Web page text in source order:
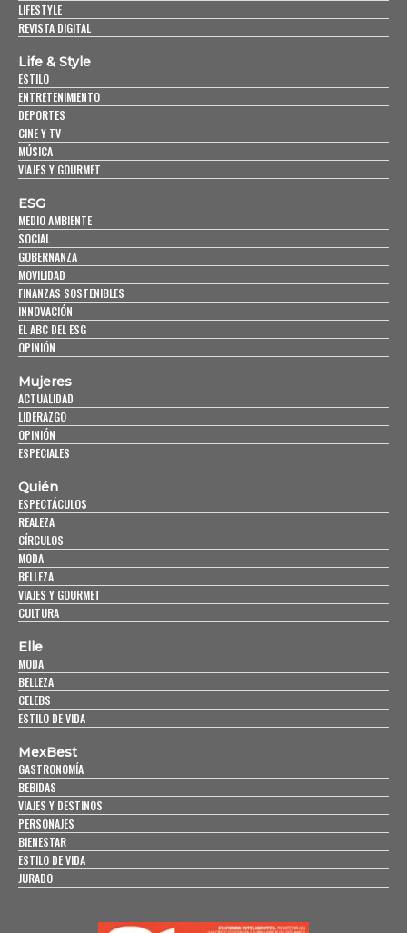
LIFESTYLE
REVISTA DIGITAL
Life & Style
ESTILO
ENTRETENIMIENTO
DEPORTES
CINE Y TV
MÚSICA
VIAJES Y GOURMET
ESG
MEDIO AMBIENTE
SOCIAL
GOBERNANZA
MOVILIDAD
FINANZAS SOSTENIBLES
INNOVACIÓN
EL ABC DEL ESG
OPINIÓN
Mujeres
ACTUALIDAD
LIDERAZGO
OPINIÓN
ESPECIALES
Quién
ESPECTÁCULOS
REALEZA
CÍRCULOS
MODA
BELLEZA
VIAJES Y GOURMET
CULTURA
Elle
MODA
BELLEZA
CELEBS
ESTILO DE VIDA
MexBest
GASTRONOMÍA
BEBIDAS
VIAJES Y DESTINOS
PERSONAJES
BIENESTAR
ESTILO DE VIDA
JURADO